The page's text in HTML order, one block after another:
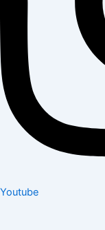
Youtube